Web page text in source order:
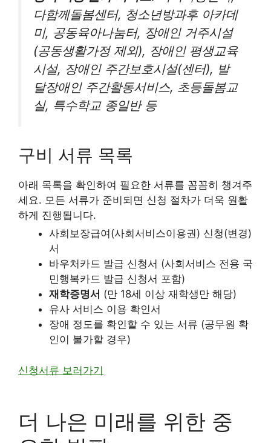
다함께돌봄센터, 청소년방과후 아카데
미, 공동육아나눔터, 장애인 거주시설
(공동생활가정 제외), 장애인 평생교육
시설, 장애인 주간보호시설(센터), 발
달장애인 주간활동서비스, 초등돌봄교
실, 특수학교 종일반 등
구비 서류 목록
아래 목록을 확인하여 필요한 서류를 꼼꼼히 챙겨주
세요. 모든 서류가 준비되면 신청 절차가 더욱 원활
하게 진행됩니다.
사회보장급여(사회서비스이용권) 신청(변경)
서
바우처카드 발급 신청서 (사회서비스 전용 국
민행복카드 발급 신청서 포함)
재학증명서 (만 18세 이상 재학생만 해당)
유사 서비스 이용 확인서
장애 정도를 확인할 수 있는 서류 (공무원 확
인이 불가할 경우)
신청서류 보러가기
더 나은 미래를 위한 중